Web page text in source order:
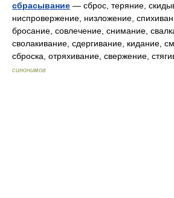
сбрасывание — сброс, теряние,
ниспровержение, низложение,
бросание, совлечение, снимание,
сволакивание, сдергивание, кидание,
сброска, отряхивание, свержение,
синонимов